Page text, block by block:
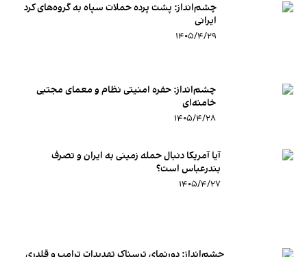
چشم‌انداز: پشت پرده حملات سپاه به گروه‌های کرد
ایرانی
۱۴۰۵/۴/۲۹
چشم‌انداز: حفره امنیتی نظام و معمای مجتبی
خامنه‌ای
۱۴۰۵/۴/۲۸
آیا آمریکا دنبال حمله زمینی به ایران و تصرف
بندرعباس است؟
۱۴۰۵/۴/۲۷